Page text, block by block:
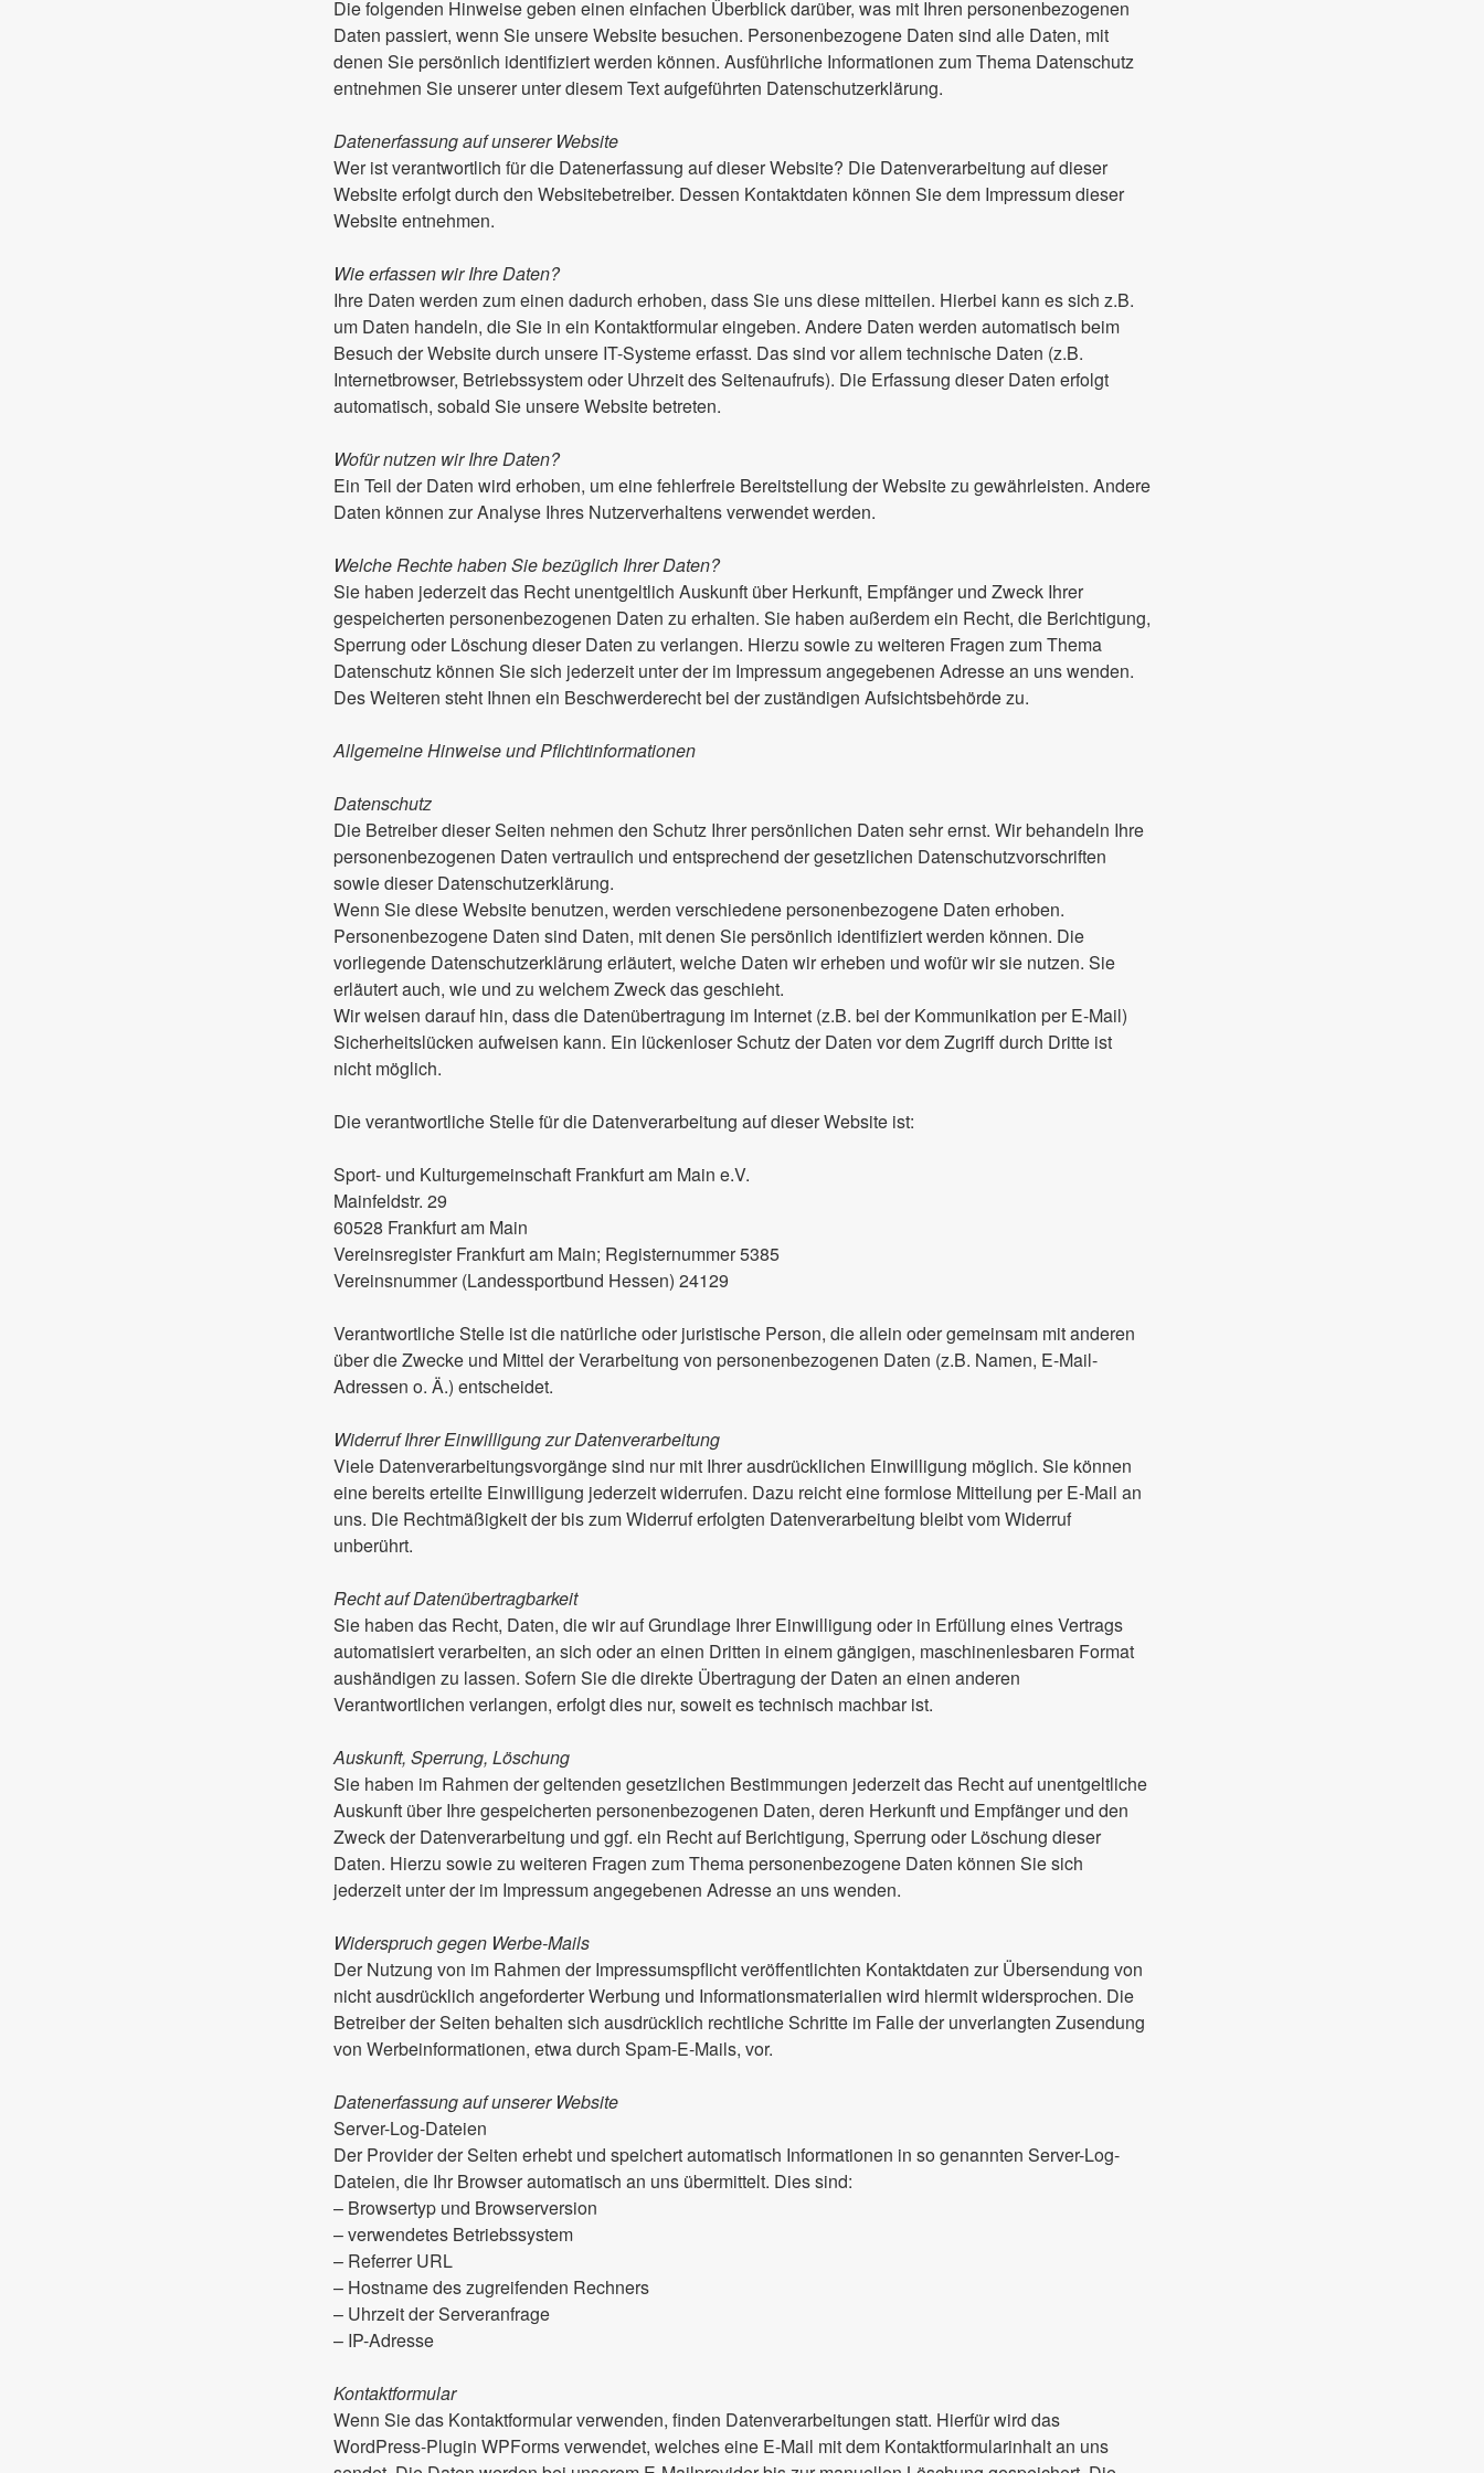
Die folgenden Hinweise geben einen einfachen Überblick darüber, was mit Ihren personenbezogenen
Daten passiert, wenn Sie unsere Website besuchen. Personenbezogene Daten sind alle Daten, mit
denen Sie persönlich identifiziert werden können. Ausführliche Informationen zum Thema Datenschutz
entnehmen Sie unserer unter diesem Text aufgeführten Datenschutzerklärung.
Datenerfassung auf unserer Website
Wer ist verantwortlich für die Datenerfassung auf dieser Website? Die Datenverarbeitung auf dieser
Website erfolgt durch den Websitebetreiber. Dessen Kontaktdaten können Sie dem Impressum dieser
Website entnehmen.
Wie erfassen wir Ihre Daten?
Ihre Daten werden zum einen dadurch erhoben, dass Sie uns diese mitteilen. Hierbei kann es sich z.B.
um Daten handeln, die Sie in ein Kontaktformular eingeben. Andere Daten werden automatisch beim
Besuch der Website durch unsere IT-Systeme erfasst. Das sind vor allem technische Daten (z.B.
Internetbrowser, Betriebssystem oder Uhrzeit des Seitenaufrufs). Die Erfassung dieser Daten erfolgt
automatisch, sobald Sie unsere Website betreten.
Wofür nutzen wir Ihre Daten?
Ein Teil der Daten wird erhoben, um eine fehlerfreie Bereitstellung der Website zu gewährleisten. Andere
Daten können zur Analyse Ihres Nutzerverhaltens verwendet werden.
Welche Rechte haben Sie bezüglich Ihrer Daten?
Sie haben jederzeit das Recht unentgeltlich Auskunft über Herkunft, Empfänger und Zweck Ihrer
gespeicherten personenbezogenen Daten zu erhalten. Sie haben außerdem ein Recht, die Berichtigung,
Sperrung oder Löschung dieser Daten zu verlangen. Hierzu sowie zu weiteren Fragen zum Thema
Datenschutz können Sie sich jederzeit unter der im Impressum angegebenen Adresse an uns wenden.
Des Weiteren steht Ihnen ein Beschwerderecht bei der zuständigen Aufsichtsbehörde zu.
Allgemeine Hinweise und Pflichtinformationen
Datenschutz
Die Betreiber dieser Seiten nehmen den Schutz Ihrer persönlichen Daten sehr ernst. Wir behandeln Ihre
personenbezogenen Daten vertraulich und entsprechend der gesetzlichen Datenschutzvorschriften
sowie dieser Datenschutzerklärung.
Wenn Sie diese Website benutzen, werden verschiedene personenbezogene Daten erhoben.
Personenbezogene Daten sind Daten, mit denen Sie persönlich identifiziert werden können. Die
vorliegende Datenschutzerklärung erläutert, welche Daten wir erheben und wofür wir sie nutzen. Sie
erläutert auch, wie und zu welchem Zweck das geschieht.
Wir weisen darauf hin, dass die Datenübertragung im Internet (z.B. bei der Kommunikation per E-Mail)
Sicherheitslücken aufweisen kann. Ein lückenloser Schutz der Daten vor dem Zugriff durch Dritte ist
nicht möglich.
Die verantwortliche Stelle für die Datenverarbeitung auf dieser Website ist:
Sport- und Kulturgemeinschaft Frankfurt am Main e.V.
Mainfeldstr. 29
60528 Frankfurt am Main
Vereinsregister Frankfurt am Main; Registernummer 5385
Vereinsnummer (Landessportbund Hessen) 24129
Verantwortliche Stelle ist die natürliche oder juristische Person, die allein oder gemeinsam mit anderen
über die Zwecke und Mittel der Verarbeitung von personenbezogenen Daten (z.B. Namen, E-Mail-
Adressen o. Ä.) entscheidet.
Widerruf Ihrer Einwilligung zur Datenverarbeitung
Viele Datenverarbeitungsvorgänge sind nur mit Ihrer ausdrücklichen Einwilligung möglich. Sie können
eine bereits erteilte Einwilligung jederzeit widerrufen. Dazu reicht eine formlose Mitteilung per E-Mail an
uns. Die Rechtmäßigkeit der bis zum Widerruf erfolgten Datenverarbeitung bleibt vom Widerruf
unberührt.
Recht auf Datenübertragbarkeit
Sie haben das Recht, Daten, die wir auf Grundlage Ihrer Einwilligung oder in Erfüllung eines Vertrags
automatisiert verarbeiten, an sich oder an einen Dritten in einem gängigen, maschinenlesbaren Format
aushändigen zu lassen. Sofern Sie die direkte Übertragung der Daten an einen anderen
Verantwortlichen verlangen, erfolgt dies nur, soweit es technisch machbar ist.
Auskunft, Sperrung, Löschung
Sie haben im Rahmen der geltenden gesetzlichen Bestimmungen jederzeit das Recht auf unentgeltliche
Auskunft über Ihre gespeicherten personenbezogenen Daten, deren Herkunft und Empfänger und den
Zweck der Datenverarbeitung und ggf. ein Recht auf Berichtigung, Sperrung oder Löschung dieser
Daten. Hierzu sowie zu weiteren Fragen zum Thema personenbezogene Daten können Sie sich
jederzeit unter der im Impressum angegebenen Adresse an uns wenden.
Widerspruch gegen Werbe-Mails
Der Nutzung von im Rahmen der Impressumspflicht veröffentlichten Kontaktdaten zur Übersendung von
nicht ausdrücklich angeforderter Werbung und Informationsmaterialien wird hiermit widersprochen. Die
Betreiber der Seiten behalten sich ausdrücklich rechtliche Schritte im Falle der unverlangten Zusendung
von Werbeinformationen, etwa durch Spam-E-Mails, vor.
Datenerfassung auf unserer Website
Server-Log-Dateien
Der Provider der Seiten erhebt und speichert automatisch Informationen in so genannten Server-Log-
Dateien, die Ihr Browser automatisch an uns übermittelt. Dies sind:
– Browsertyp und Browserversion
– verwendetes Betriebssystem
– Referrer URL
– Hostname des zugreifenden Rechners
– Uhrzeit der Serveranfrage
– IP-Adresse
Kontaktformular
Wenn Sie das Kontaktformular verwenden, finden Datenverarbeitungen statt. Hierfür wird das
WordPress-Plugin WPForms verwendet, welches eine E-Mail mit dem Kontaktformularinhalt an uns